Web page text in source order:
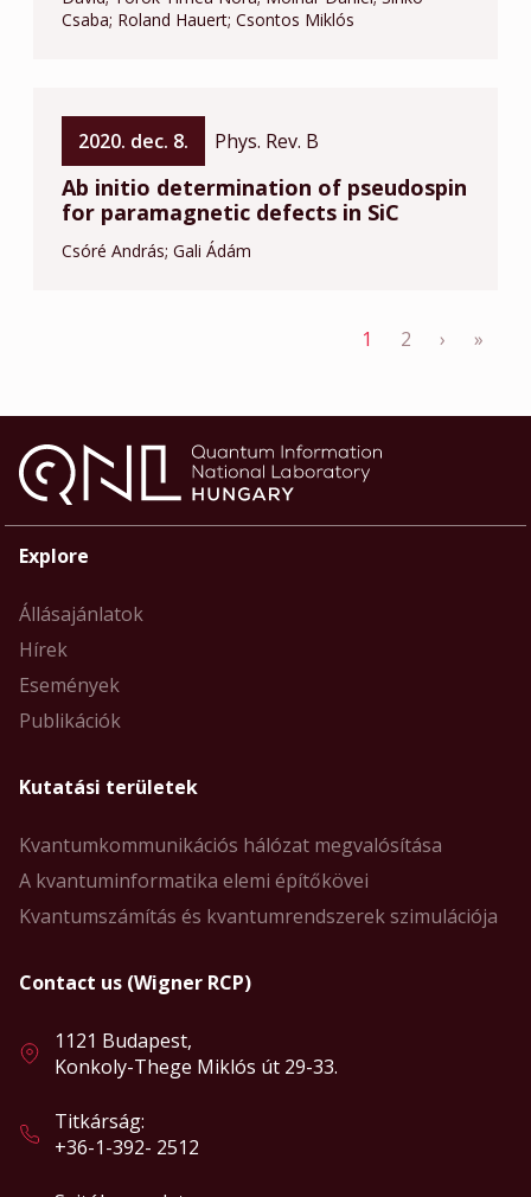
Csaba Roland Hauert Csontos Miklós
2020. dec. 8. Phys. Rev. B
Ab initio determination of pseudospin
for paramagnetic defects in SiC
Csóré András Gali Ádám
1 2 › Next
»
Explore
Állásajánlatok
Hírek
Események
Publikációk
Kutatási területek
Kvantumkommunikációs hálózat megvalósítása
A kvantuminformatika elemi építőkövei
Kvantumszámítás és kvantumrendszerek szimulációja
Contact us (Wigner RCP)
1121 Budapest,
Konkoly-Thege Miklós út 29-33.
Titkárság:
+36-1-392- 2512